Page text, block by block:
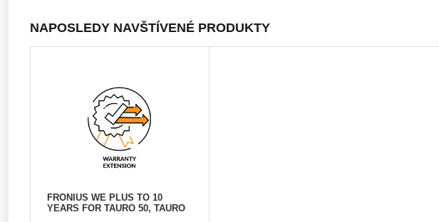
NAPOSLEDY NAVŠTÍVENÉ PRODUKTY
FRONIUS WE PLUS TO 10
YEARS FOR TAURO 50, TAURO